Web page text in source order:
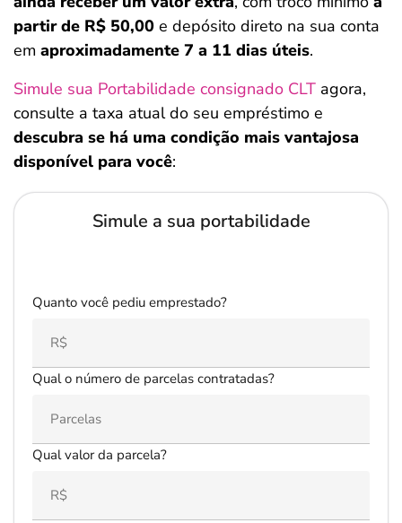
partir de R$ 50,00 e depósito direto na sua conta
em aproximadamente 7 a 11 dias úteis.
Simule sua Portabilidade consignado CLT agora,
consulte a taxa atual do seu empréstimo e
descubra se há uma condição mais vantajosa
disponível para você:
Simule a sua portabilidade
Quanto você pediu emprestado?
Qual o número de parcelas contratadas?
Qual valor da parcela?